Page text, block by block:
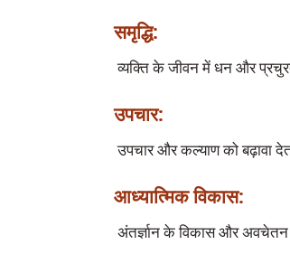
समृद्धि:
उपचार:
आध्यात्मिक विकास: